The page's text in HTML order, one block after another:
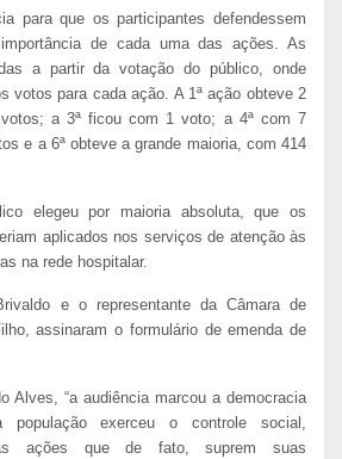
para que os participantes defendessem
de cada uma das ações. As
a partir da votação do público, onde
votos para cada ação. A 1ª ação obteve 2
a 3ª ficou com 1 voto; a 4ª com 7
e a 6ª obteve a grande maioria, com 414
elegeu por maioria absoluta, que os
aplicados nos serviços de atenção às
na rede hospitalar.
e o representante da Câmara de
assinaram o formulário de emenda de
Alves, “a audiência marcou a democracia
população exerceu o controle social,
ações que de fato, suprem suas